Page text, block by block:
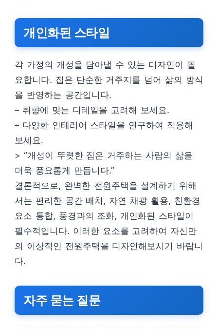
개인화된 스타일
각 가정의 개성을 담아낼 수 있는 디자인이 필
요합니다. 집은 단순한 거주지를 넘어 삶의 방식
을 반영하는 공간입니다.
– 취향에 맞는 디테일을 고려해 보세요.
– 다양한 인테리어 스타일을 연구하여 적용해
보세요.
> “개성이 뚜렷한 집은 거주하는 사람의 삶을
더욱 풍요롭게 만듭니다.”
결론적으로, 완벽한 전원주택을 설계하기 위해
서는 편리한 공간 배치, 자연 채광 활용, 친환경
요소 통합, 풍경과의 조화, 개인화된 스타일이
필수적입니다. 이러한 요소를 고려하여 자신만
의 이상적인 전원주택을 디자인해보시기 바랍니
다.
자주 묻는 질문